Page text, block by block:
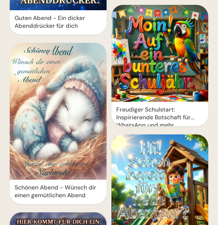
Guten Abend - Ein dicker
Abenddrücker für dich
Schönen Abend - Wünsch dir
einen gemütlichen Abend
Freudiger Schulstart:
Inspirierende Botschaft für
WhatsApp und mehr